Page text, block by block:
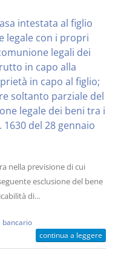
intestata al figlio
legale con i propri
legali dei
in capo alla
in capo al figlio;
soltanto parziale del
legale dei beni tra i
1630 del 28 gennaio
nella previsione di cui
esclusione del bene
di...
bancario
continua a leggere